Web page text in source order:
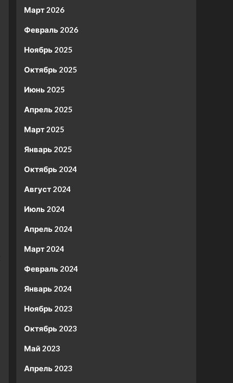
Март 2026
Февраль 2026
Ноябрь 2025
Октябрь 2025
Июнь 2025
Апрель 2025
Март 2025
Январь 2025
Октябрь 2024
Август 2024
Июль 2024
Апрель 2024
Март 2024
Февраль 2024
Январь 2024
Ноябрь 2023
Октябрь 2023
Май 2023
Апрель 2023